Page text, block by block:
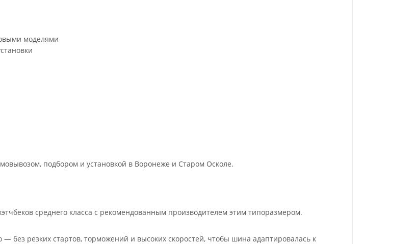
моделями
подбором и установкой в Воронеже и Старом Осколе.
среднего класса с рекомендованным производителем этим типоразмером.
без резких стартов, торможений и высоких скоростей, чтобы шина адаптировалась к